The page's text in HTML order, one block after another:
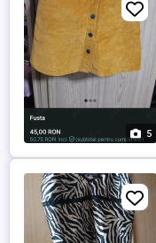
5